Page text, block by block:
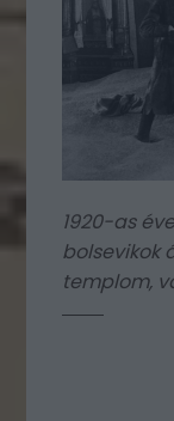
1920-as
bolsevikok
templom,